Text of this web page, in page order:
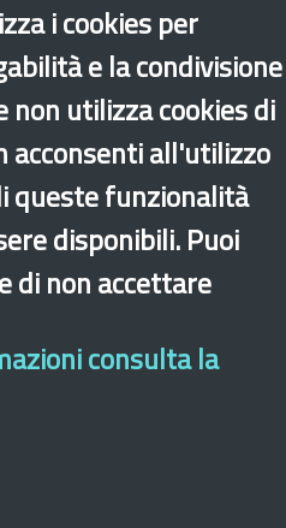
2014 2015 2016
2022 2023 2024
2025
i cookies per
e la condivisione
non utilizza cookies di
acconsenti all'utilizzo
queste funzionalità
disponibili. Puoi
di non accettare
consulta la
del sito Legal & Privacy
Contatti